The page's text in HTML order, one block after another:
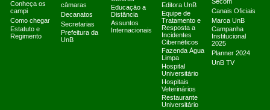
Conheça os
campi
Como chegar
Estatuto e
Regimento
câmaras
Decanatos
Secretarias
Prefeitura da
UnB
Educação a
Distância
Assuntos
Internacionais
Editora UnB
Equipe de
Tratamento e
Resposta a
Incidentes
Cibernéticos
Fazenda Água
Limpa
Hospital
Universitário
Hospitais
Veterinários
Restaurante
Universitário
Canais Oficiais
Marca UnB
Campanha
Institucional
2025
Planner 2024
UnB TV